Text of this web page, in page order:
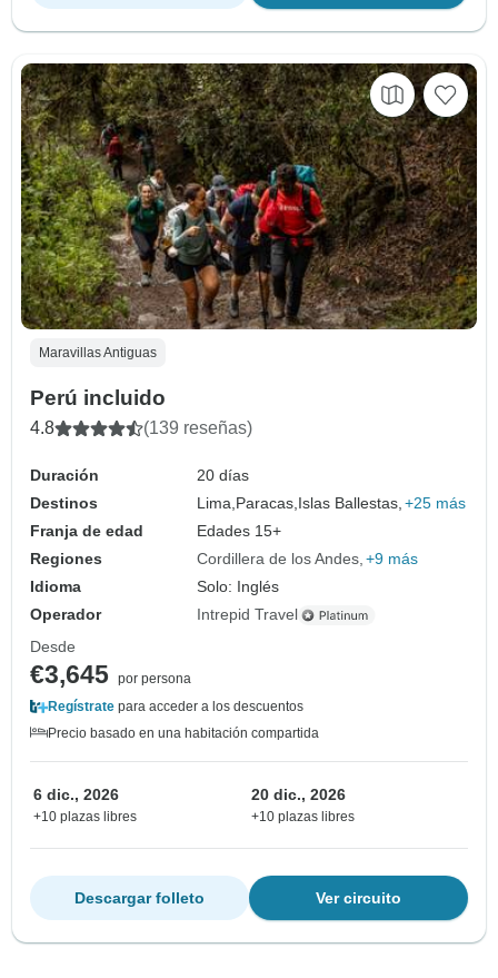
Maravillas Antiguas
Perú incluido
4.8 (139 reseñas)
Duración
20 días
Destinos
Lima,Paracas,Islas Ballestas, +25 más
Franja de edad
Edades 15+
Regiones
Cordillera de los Andes +9 más
Idioma
Solo: Inglés
Operador
Intrepid Travel
Desde
€3,645 por persona
Regístrate para acceder a los descuentos
Precio basado en una habitación compartida
6 dic., 2026
+10 plazas libres
20 dic., 2026
+10 plazas libres
Ver circuito
Descargar folleto